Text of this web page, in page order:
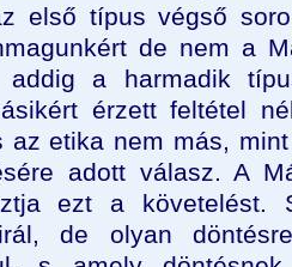
első típus végső
de nem a
addig a harmadik
érzett feltétel
az etika nem más,
adott válasz. A
ezt a követelést.
de olyan